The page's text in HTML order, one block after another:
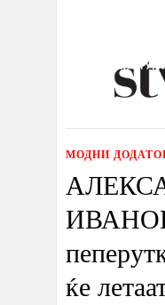
КУЛТУРА
МОДНИ
ќе